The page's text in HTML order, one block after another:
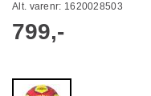
Alt. varenr: 1620028503
799,-